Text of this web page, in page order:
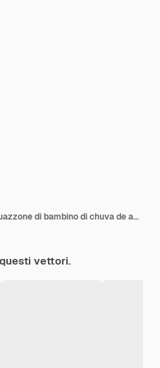
Modello dell'invito dell'acquazzone di bambino di chuva de amor disegnato a mano
vettori.